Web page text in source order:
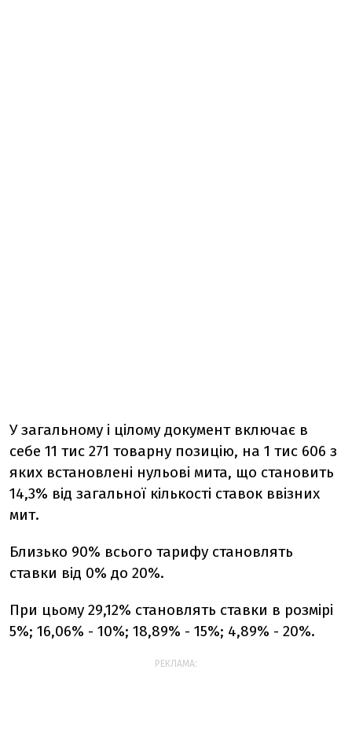
У загальному і цілому документ включає в
себе 11 тис 271 товарну позицію, на 1 тис 606 з
яких встановлені нульові мита, що становить
14,3% від загальної кількості ставок ввізних
мит.
Близько 90% всього тарифу становлять
ставки від 0% до 20%.
При цьому 29,12% становлять ставки в розмірі
5%; 16,06% - 10%; 18,89% - 15%; 4,89% - 20%.
РЕКЛАМА: